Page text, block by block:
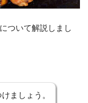
について解説しまし
ましょう。